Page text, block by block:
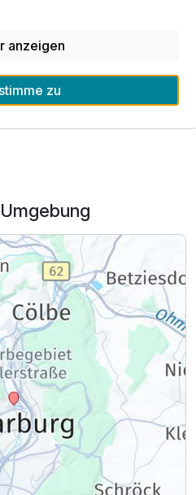
Marburger Hof
anzeigen
zu